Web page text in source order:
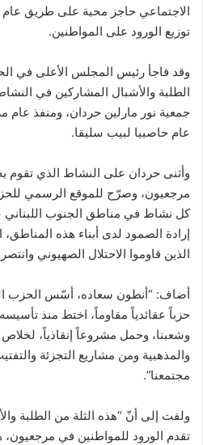
الاجتماعي حاجز محبة على طريق عام
توزيع الورود على المواطنين.
وقد فاجأ رئيس المجلس الأعلى في
الطلبة والأشبال المشاركين في
جمعية نور مارلين حردان، ومنفذ عام
عام حاصبيا لبيب سليقا.
وأثنى حردان على النشاط الذي تقوم
كل نشاط في مناطق الجنوب اللبناني
إرادة الصمود لدى أبناء هذه
الذين قاوموا الاحتلال الصهيوني
أضاف: “أنطون سعاده، أسّس الحزب
حزباً عقائدياً مقاوماً، اختط منذ
وشعبنا، وحمل مشروعاً إنقاذياً،
والمذهبية ومن مشاريع التجزئة
مجتمعنا”.
ولفت إلى أنّ “هذه الثلة من الطلبة
تقدم الورود للمواطنين في